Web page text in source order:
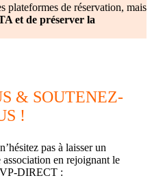
plateformes de réservation, mais
et de préserver la
& SOUTENEZ-
!
pas à laisser un
en rejoignant le
DIRECT :